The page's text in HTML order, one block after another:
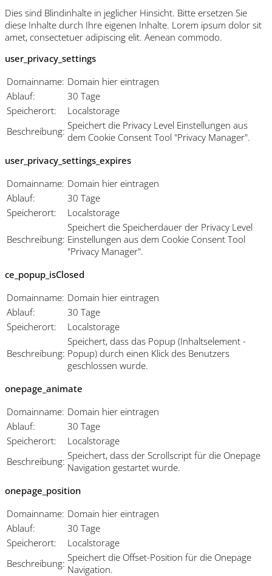
Dies sind Blindinhalte in jeglicher Hinsicht. Bitte ersetzen Sie
diese Inhalte durch Ihre eigenen Inhalte. Lorem ipsum dolor sit
amet, consectetuer adipiscing elit. Aenean commodo.
user_privacy_settings
Domainname: Domain hier eintragen
Ablauf:
30 Tage
Speicherort:
Localstorage
Beschreibung: Speichert die Privacy Level Einstellungen aus
dem Cookie Consent Tool "Privacy Manager".
user_privacy_settings_expires
Domainname: Domain hier eintragen
Ablauf:
30 Tage
Speicherort:
Localstorage
Beschreibung:
Speichert die Speicherdauer der Privacy Level
Einstellungen aus dem Cookie Consent Tool
"Privacy Manager".
ce_popup_isClosed
Domainname: Domain hier eintragen
Ablauf:
30 Tage
Speicherort:
Localstorage
Beschreibung:
Speichert, dass das Popup (Inhaltselement -
Popup) durch einen Klick des Benutzers
geschlossen wurde.
onepage_animate
Domainname: Domain hier eintragen
Ablauf:
30 Tage
Speicherort:
Localstorage
Beschreibung: Speichert, dass der Scrollscript für die Onepage
Navigation gestartet wurde.
onepage_position
Domainname: Domain hier eintragen
Ablauf:
30 Tage
Speicherort:
Localstorage
Beschreibung: Speichert die Offset-Position für die Onepage
Navigation.